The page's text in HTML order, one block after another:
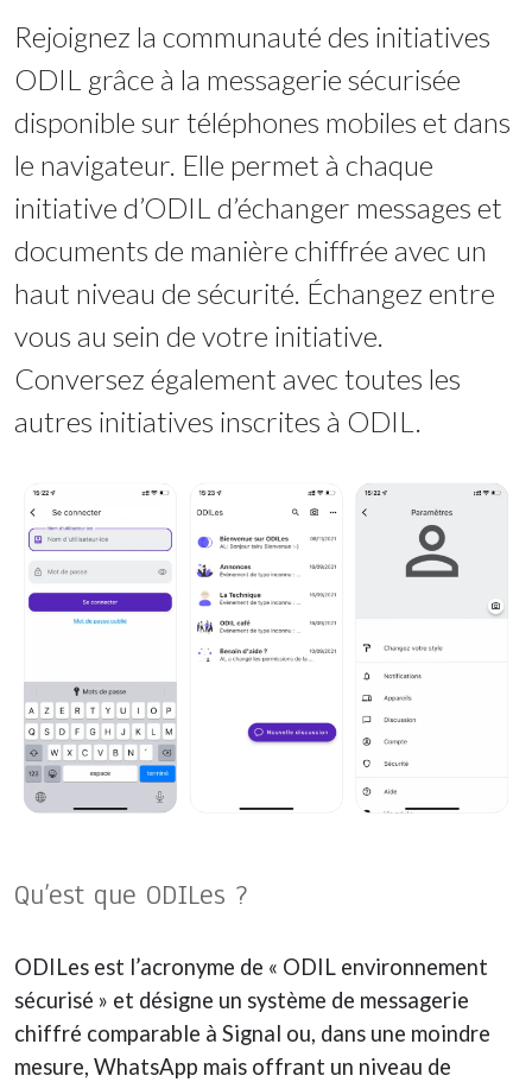
Rejoignez la communauté des initiatives
ODIL grâce à la messagerie sécurisée
disponible sur téléphones mobiles et dans
le navigateur. Elle permet à chaque
initiative d’ODIL d’échanger messages et
documents de manière chiffrée avec un
haut niveau de sécurité. Échangez entre
vous au sein de votre initiative.
Conversez également avec toutes les
autres initiatives inscrites à ODIL.
Qu’est que ODILes ?
ODILes est l’acronyme de « ODIL environnement
sécurisé » et désigne un système de messagerie
chiffré comparable à Signal ou, dans une moindre
mesure, WhatsApp mais offrant un niveau de